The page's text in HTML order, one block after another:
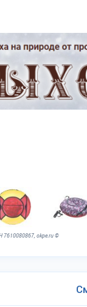
okpe.ru ©